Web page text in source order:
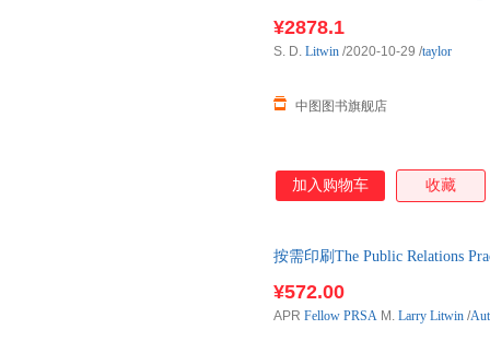
¥2878.1
中图图书旗舰店
S. D. Litwin /2020-10-29 /taylor
加入购物车 收藏
按需印刷The Public Relations
¥572.00
APR Fellow PRSA M. Larry Litwin /